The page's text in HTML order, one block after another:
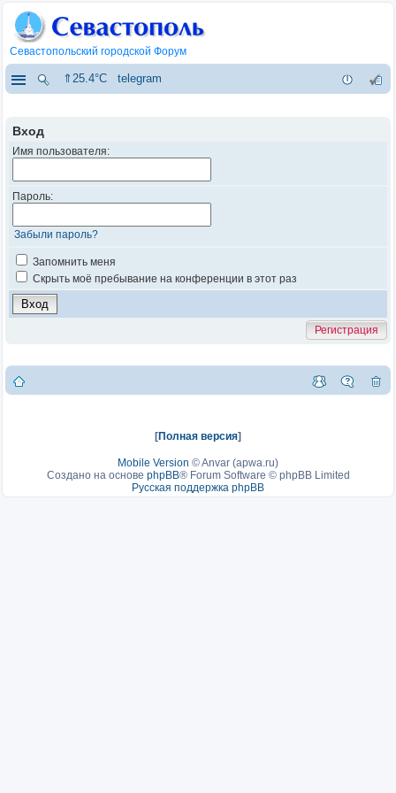
Севастопольский городской Форум
⇑25.4°C telegram
Вход
Имя пользователя:
Пароль:
Забыли пароль?
Запомнить меня
Скрыть моё пребывание на конференции в этот раз
Регистрация
[Полная версия]
Mobile Version ©Anvar (apwa.ru)
Создано на основе phpBB® Forum Software © phpBB Limited
Русская поддержка phpBB